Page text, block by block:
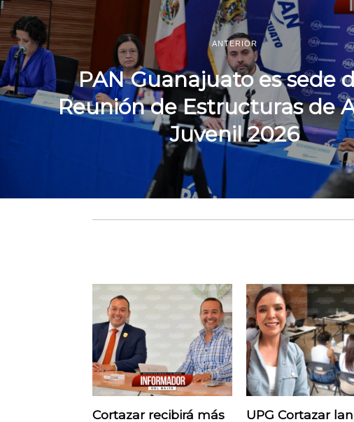
ANTERIOR
PAN Guanajuato es sede
Reunión de Estructuras de
Juvenil 2026
Cortazar recibirá más UPG Cortazar